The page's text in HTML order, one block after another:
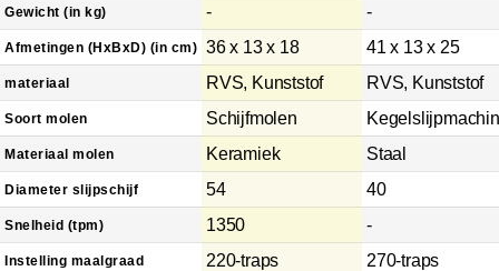
Gewicht (in kg)
Afmetingen (HxBxD) (in cm)
materiaal
Soort molen
Materiaal molen
Diameter slijpschijf
Snelheid (tpm)
Instelling maalgraad
-
36 x 13 x 18
RVS, Kunststof
Schijfmolen
Keramiek
54
1350
220-traps
-
41 x 13 x 25
RVS, Kunststof
Staal
40
-
270-traps